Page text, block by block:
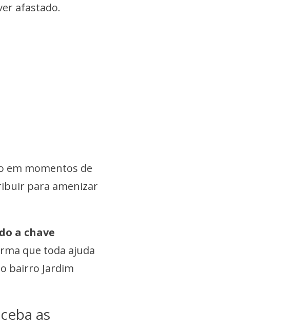
afastado.
em momentos de
para amenizar
a chave
que toda ajuda
bairro Jardim
as